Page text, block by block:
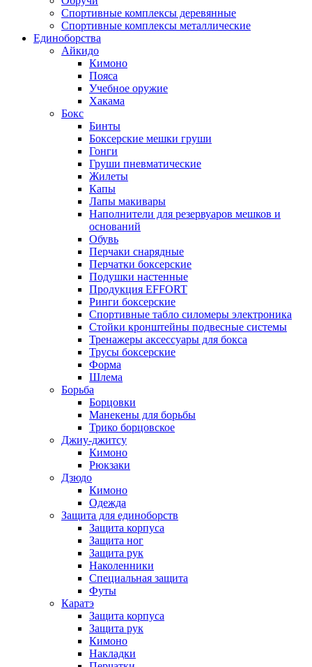
Спортивные комплексы деревянные
Спортивные комплексы металлические
Единоборства
Айкидо
Кимоно
Пояса
Учебное оружие
Хакама
Бокс
Бинты
Боксерские мешки груши
Гонги
Груши пневматические
Жилеты
Капы
Лапы макивары
Наполнители для резервуаров мешков и
оснований
Обувь
Перчаки снарядные
Перчатки боксерские
Подушки настенные
Продукция EFFORT
Ринги боксерские
Спортивные табло силомеры электроника
Стойки кронштейны подвесные системы
Тренажеры аксессуары для бокса
Трусы боксерские
Форма
Шлема
Борьба
Борцовки
Манекены для борьбы
Трико борцовское
Джиу-джитсу
Кимоно
Рюкзаки
Дзюдо
Кимоно
Одежда
Защита для единоборств
Защита корпуса
Защита ног
Защита рук
Наколенники
Специальная защита
Футы
Каратэ
Защита корпуса
Защита рук
Кимоно
Накладки